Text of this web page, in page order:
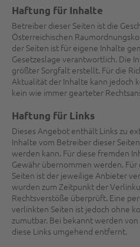
Haftung für Inhalte
Betreiber dieser Seiten ist die
Österreichischen
der Seiten ist für eigene Inhalte
Gesetzeslage verantwortlich. Die
größter Sorgfalt erstellt. Für die
Aktualität der Inhalte kann jedoch
kein wie immer gearteter
Haftung für Links
Dieses Angebot enthält Links zu
Inhalte vom Betreiber dieser
werden kann. Für diese fremden
Gewähr übernommen werden.
Seiten ist der jeweilige Anbieter
wurden zum Zeitpunkt der
Rechtsverstöße überprüft. Eine
verlinkten Seiten ist jedoch ohne
zumutbar. Bei bekannt werden
diese Links umgehend entfernt.